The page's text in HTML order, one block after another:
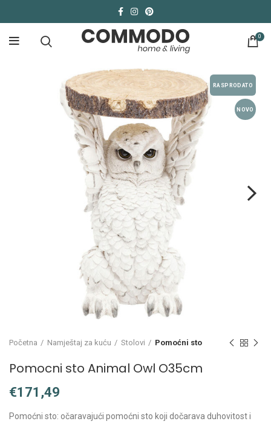
0
RASPRODATO
NOVO
Početna Namještaj za kuću Stolovi Pomoćni sto
Pomocni sto Animal Owl O35cm
€
Pomoćni sto: očaravajući pomoćni sto koji dočarava duhovitost i